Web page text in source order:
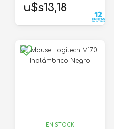
u$s13,18
EN STOCK